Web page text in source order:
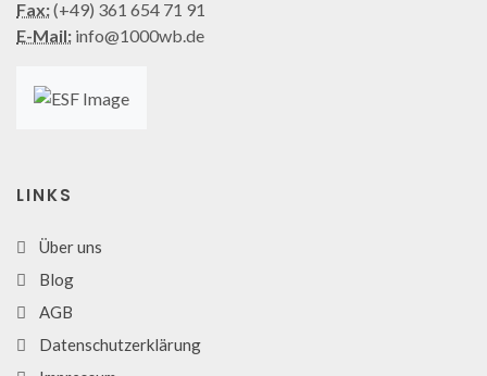
Fax:(+49) 361 654 71 91
E-Mail: info@1000wb.de
LINKS
Über uns
Blog
AGB
Datenschutzerklärung